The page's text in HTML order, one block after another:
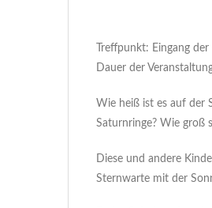
Treffpunkt: Eingang
Dauer der
Wie heiß ist es auf der
Saturnringe? Wie groß
Diese und andere
Sternwarte mit der